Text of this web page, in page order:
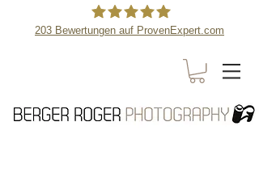
Berger Roger Photography
203 Bewertungen auf ProvenExpert.com